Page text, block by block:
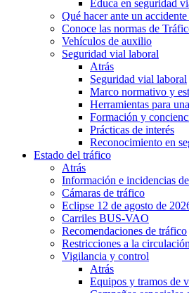
Educa en seguridad
Qué hacer ante un
Conoce las normas de
Vehículos de auxilio
Seguridad vial laboral
Atrás
Seguridad vial laboral
Marco normativo y
Herramientas para
Formación y
Prácticas de interés
Reconocimiento en
Estado del tráfico
Atrás
Información e incidencias
Cámaras de tráfico
Eclipse 12 de agosto de
Carriles BUS-VAO
Recomendaciones de tráfico
Restricciones a la circulación
Vigilancia y control
Atrás
Equipos y tramos de